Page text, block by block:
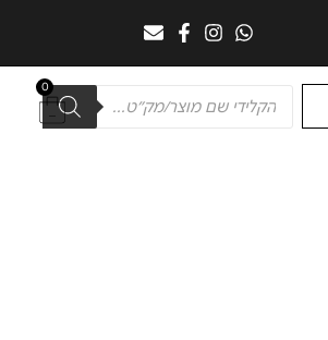
0